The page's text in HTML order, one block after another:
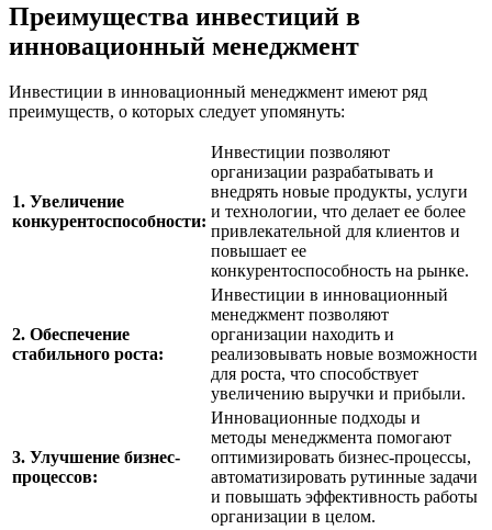
Преимущества инвестиций в
инновационный менеджмент
Инвестиции в инновационный менеджмент имеют ряд
преимуществ, о которых следует упомянуть:
1. Увеличение
конкурентоспособности:
Инвестиции позволяют
организации разрабатывать и
внедрять новые продукты, услуги
и технологии, что делает ее более
привлекательной для клиентов и
повышает ее
конкурентоспособность на рынке.
2. Обеспечение
стабильного роста:
Инвестиции в инновационный
менеджмент позволяют
организации находить и
реализовывать новые возможности
для роста, что способствует
увеличению выручки и прибыли.
3. Улучшение бизнес-
процессов:
Инновационные подходы и
методы менеджмента помогают
оптимизировать бизнес-процессы,
автоматизировать рутинные задачи
и повышать эффективность работы
организации в целом.